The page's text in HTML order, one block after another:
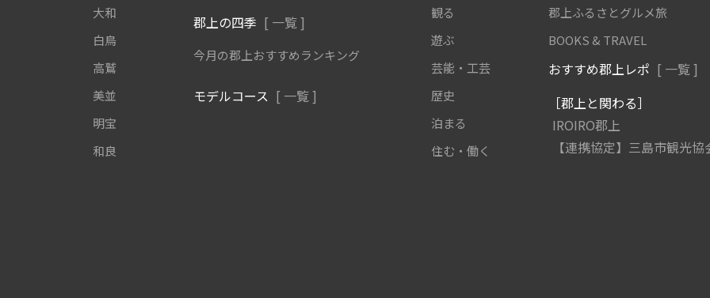
大和
白鳥
高鷲
美並
明宝
和良
郡上の四季 [ 一覧 ]
今月の郡上おすすめランキング
モデルコース [ 一覧 ]
観る
遊ぶ
芸能・工芸
歴史
泊まる
住む・働く
郡上ふるさとグルメ旅
BOOKS & TRAVEL
おすすめ郡上レポ [ 一覧 ]
［郡上と関わる］
IROIRO郡上
【連携協定】三島市観光協